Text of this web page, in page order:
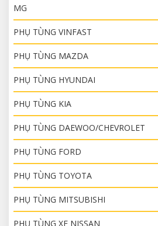
MG
PHỤ TÙNG VINFAST
PHỤ TÙNG MAZDA
PHỤ TÙNG HYUNDAI
PHỤ TÙNG KIA
PHỤ TÙNG DAEWOO/CHEVROLET
PHỤ TÙNG FORD
PHỤ TÙNG TOYOTA
PHỤ TÙNG MITSUBISHI
PHỤ TÙNG XE NISSAN